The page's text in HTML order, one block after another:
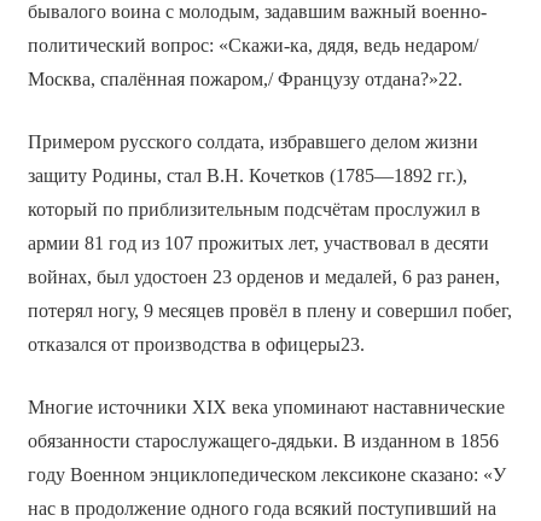
бывалого воина с молодым, задавшим важный военно-
политический вопрос: «Скажи-ка, дядя, ведь недаром/
Москва, спалённая пожаром,/ Французу отдана?»22.
Примером русского солдата, избравшего делом жизни
защиту Родины, стал В.Н. Кочетков (1785—1892 гг.),
который по приблизительным подсчётам прослужил в
армии 81 год из 107 прожитых лет, участвовал в десяти
войнах, был удостоен 23 орденов и медалей, 6 раз ранен,
потерял ногу, 9 месяцев провёл в плену и совершил побег,
отказался от производства в офицеры23.
Многие источники ХIХ века упоминают наставнические
обязанности старослужащего-дядьки. В изданном в 1856
году Военном энциклопедическом лексиконе сказано: «У
нас в продолжение одного года всякий поступивший на